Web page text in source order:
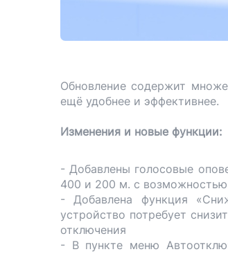
Обновление содержит
ещё удобнее и эффективнее.
Изменения и новые функции:
- Добавлены голосовые
400 и 200 м. с
- Добавлена функция
устройство потребует
отключения
- В пункте меню